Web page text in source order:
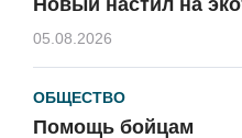
05.08.2026
ОБЩЕСТВО
Помощь бойцам